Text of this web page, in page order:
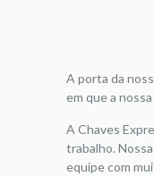
A porta da
em que a
A Chaves
trabalho.
equipe com